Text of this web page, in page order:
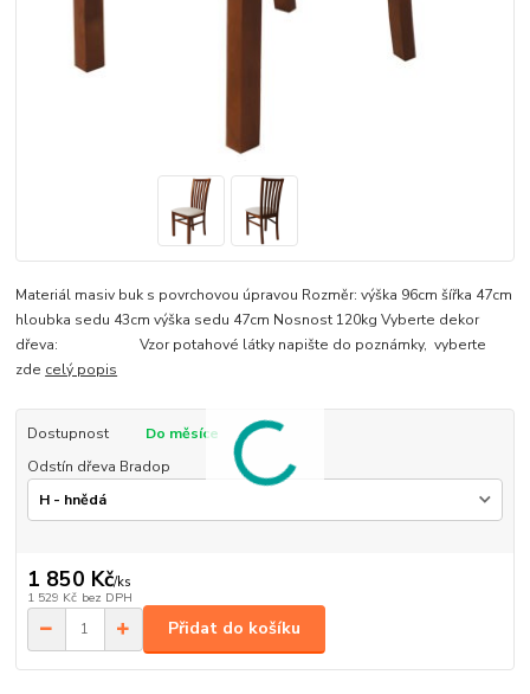
Materiál masiv buk s povrchovou úpravou Rozměr: výška 96cm šířka 47cm
hloubka sedu 43cm výška sedu 47cm Nosnost 120kg Vyberte dekor
dřeva: Vzor potahové látky napište do poznámky, vyberte
zde celý popis
Dostupnost
Do měsíce
Odstín dřeva Bradop
1 850 Kč/ks
1 529 Kč bez DPH
Přidat do košíku